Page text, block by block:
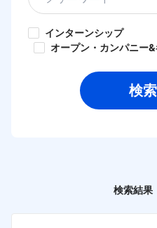
インターンシップ
オープン・カンパニー
検
検索結果